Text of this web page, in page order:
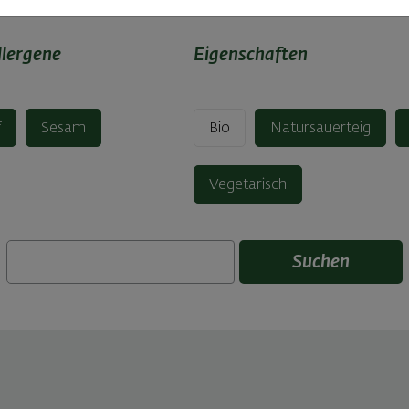
Sesam
Eigenschaften
Bio Natursauerteig
Vegetarisch
Suchen